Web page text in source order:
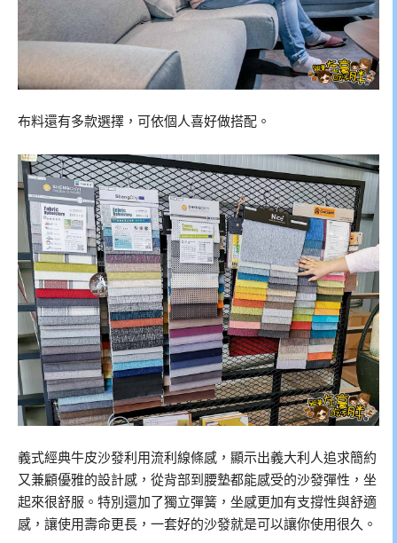
布料還有多款選擇，可依個人喜好做搭配。
義式經典牛皮沙發利用流利線條感，顯示出義大利人追求簡約
又兼顧優雅的設計感，從背部到腰墊都能感受的沙發彈性，坐
起來很舒服。特別還加了獨立彈簧，坐感更加有支撐性與舒適
感，讓使用壽命更長，一套好的沙發就是可以讓你使用很久。